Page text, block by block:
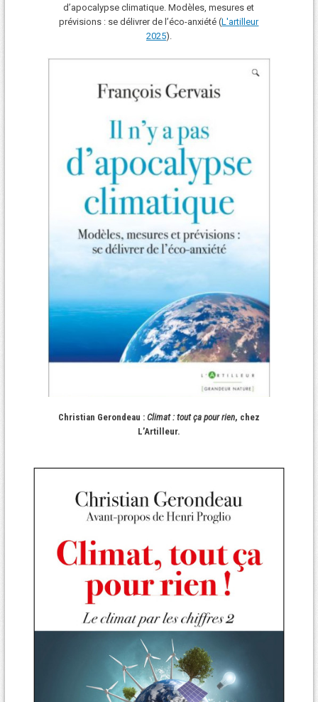
d’apocalypse climatique. Modèles, mesures et
prévisions : se délivrer de l’éco-anxiété (L'arti lleur
2025).
Christian Gerondeau : Climat : tout ça pour rien, chez
L’Artilleur.